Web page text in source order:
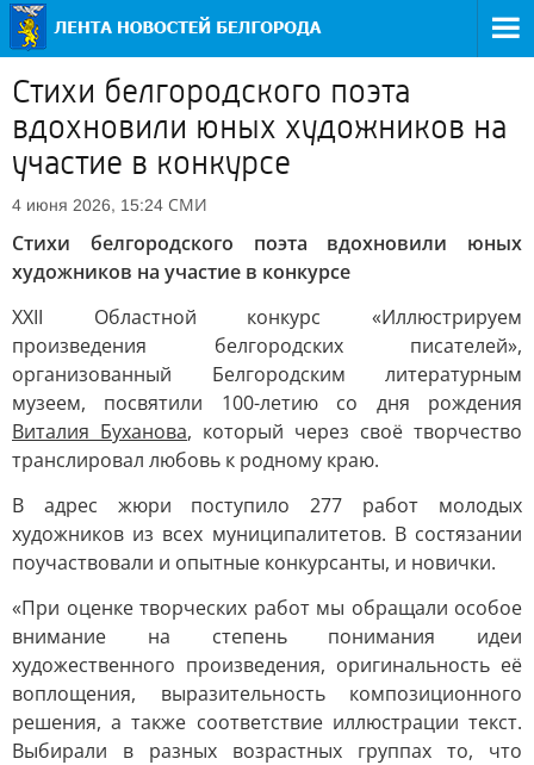
Стихи белгородского поэта
вдохновили юных художников на
участие в конкурсе
4 июня 2026, 15:24 СМИ
Стихи белгородского поэта вдохновили юных
художников на участие в конкурсе
XХII Областной конкурс «Иллюстрируем
произведения белгородских писателей»,
организованный Белгородским литературным
музеем, посвятили 100-летию со дня рождения
Виталия Буханова, который через своё творчество
транслировал любовь к родному краю.
В адрес жюри поступило 277 работ молодых
художников из всех муниципалитетов. В состязании
поучаствовали и опытные конкурсанты, и новички.
«При оценке творческих работ мы обращали особое
внимание на степень понимания идеи
художественного произведения, оригинальность её
воплощения, выразительность композиционного
решения, а также соответствие иллюстрации текст.
Выбирали в разных возрастных группах то, что